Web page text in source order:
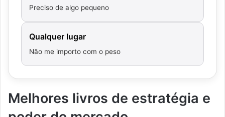
Preciso de algo pequeno
Qualquer lugar
Não me importo com o peso
Melhores livros de estratégia e